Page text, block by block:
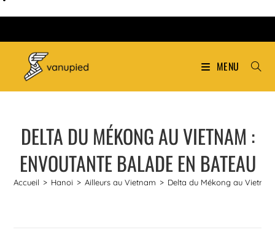
MENU
DELTA DU MÉKONG AU VIETNAM :
ENVOUTANTE BALADE EN BATEAU
Accueil > Hanoi > Ailleurs au Vietnam > Delta du Mékong au